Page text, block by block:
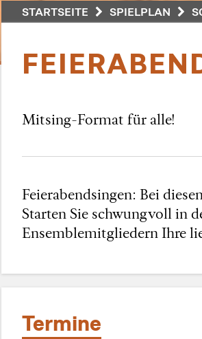
STARTSEITE SPIELPLAN
Mitsing-Format für alle!
Feierabendsingen: Bei
Starten Sie schwungvoll in
Ensemblemitgliedern Ihre
Termine